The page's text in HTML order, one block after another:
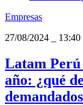
Empresas
27/08/2024
13:40
Latam Perú
año: ¿qué